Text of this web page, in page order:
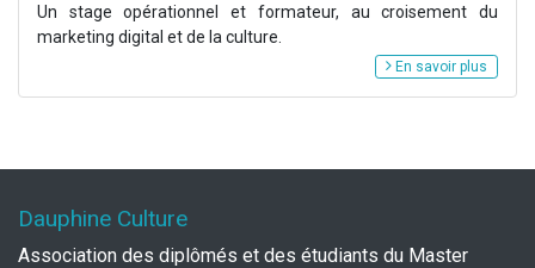
Un stage opérationnel et formateur, au croisement du
marketing digital et de la culture.
En savoir plus
Dauphine Culture
Association des diplômés et des étudiants du Master